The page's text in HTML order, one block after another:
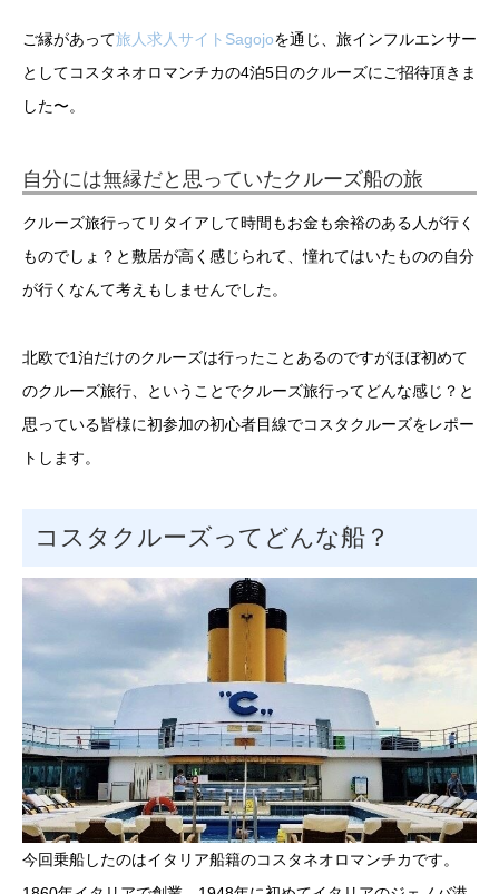
ご縁があって旅人求人サイトSagojoを通じ、旅インフルエンサー
としてコスタネオロマンチカの4泊5日のクルーズにご招待頂きま
した〜。
自分には無縁だと思っていたクルーズ船の旅
クルーズ旅行ってリタイアして時間もお金も余裕のある人が行く
ものでしょ？と敷居が高く感じられて、憧れてはいたものの自分
が行くなんて考えもしませんでした。
北欧で1泊だけのクルーズは行ったことあるのですがほぼ初めて
のクルーズ旅行、ということでクルーズ旅行ってどんな感じ？と
思っている皆様に初参加の初心者目線でコスタクルーズをレポー
トします。
コスタクルーズってどんな船？
今回乗船したのはイタリア船籍のコスタネオロマンチカです。